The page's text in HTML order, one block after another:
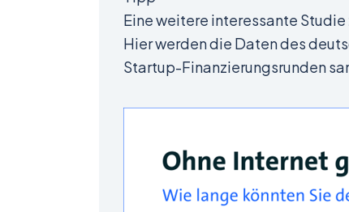
Eine weitere interessante
Hier werden die Daten des
Startup-Finanzierungsrunden